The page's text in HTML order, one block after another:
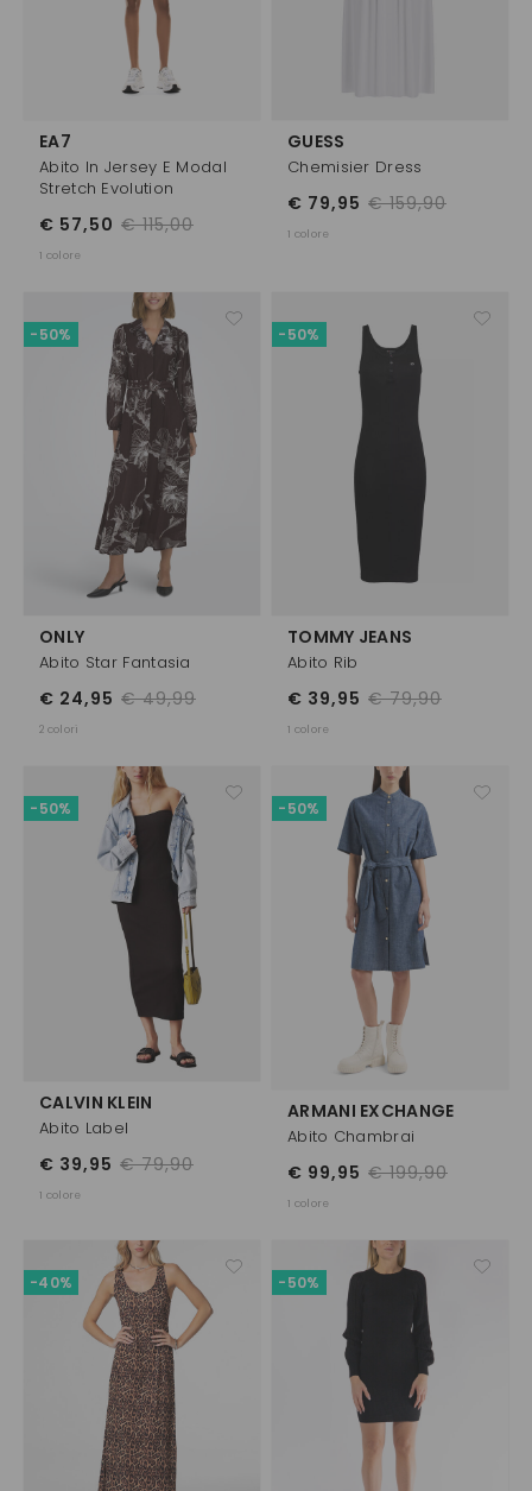
EA7
Abito In Jersey E Modal
Stretch Evolution
€ 115,00
€ 57,50
1 colore
GUESS
Chemisier Dress
€ 159,90
€ 79,95
1 colore
ONLY
Abito Star Fantasia
€ 49,99
€ 24,95
-50%
2 colori
TOMMY JEANS
Abito Rib
€ 79,90
€ 39,95
-50%
1 colore
CALVIN KLEIN
Abito Label
€ 79,90
€ 39,95
-50%
1 colore
ARMANI EXCHANGE
Abito Chambrai
€ 199,90
€ 99,95
-50%
1 colore
-40% -50%